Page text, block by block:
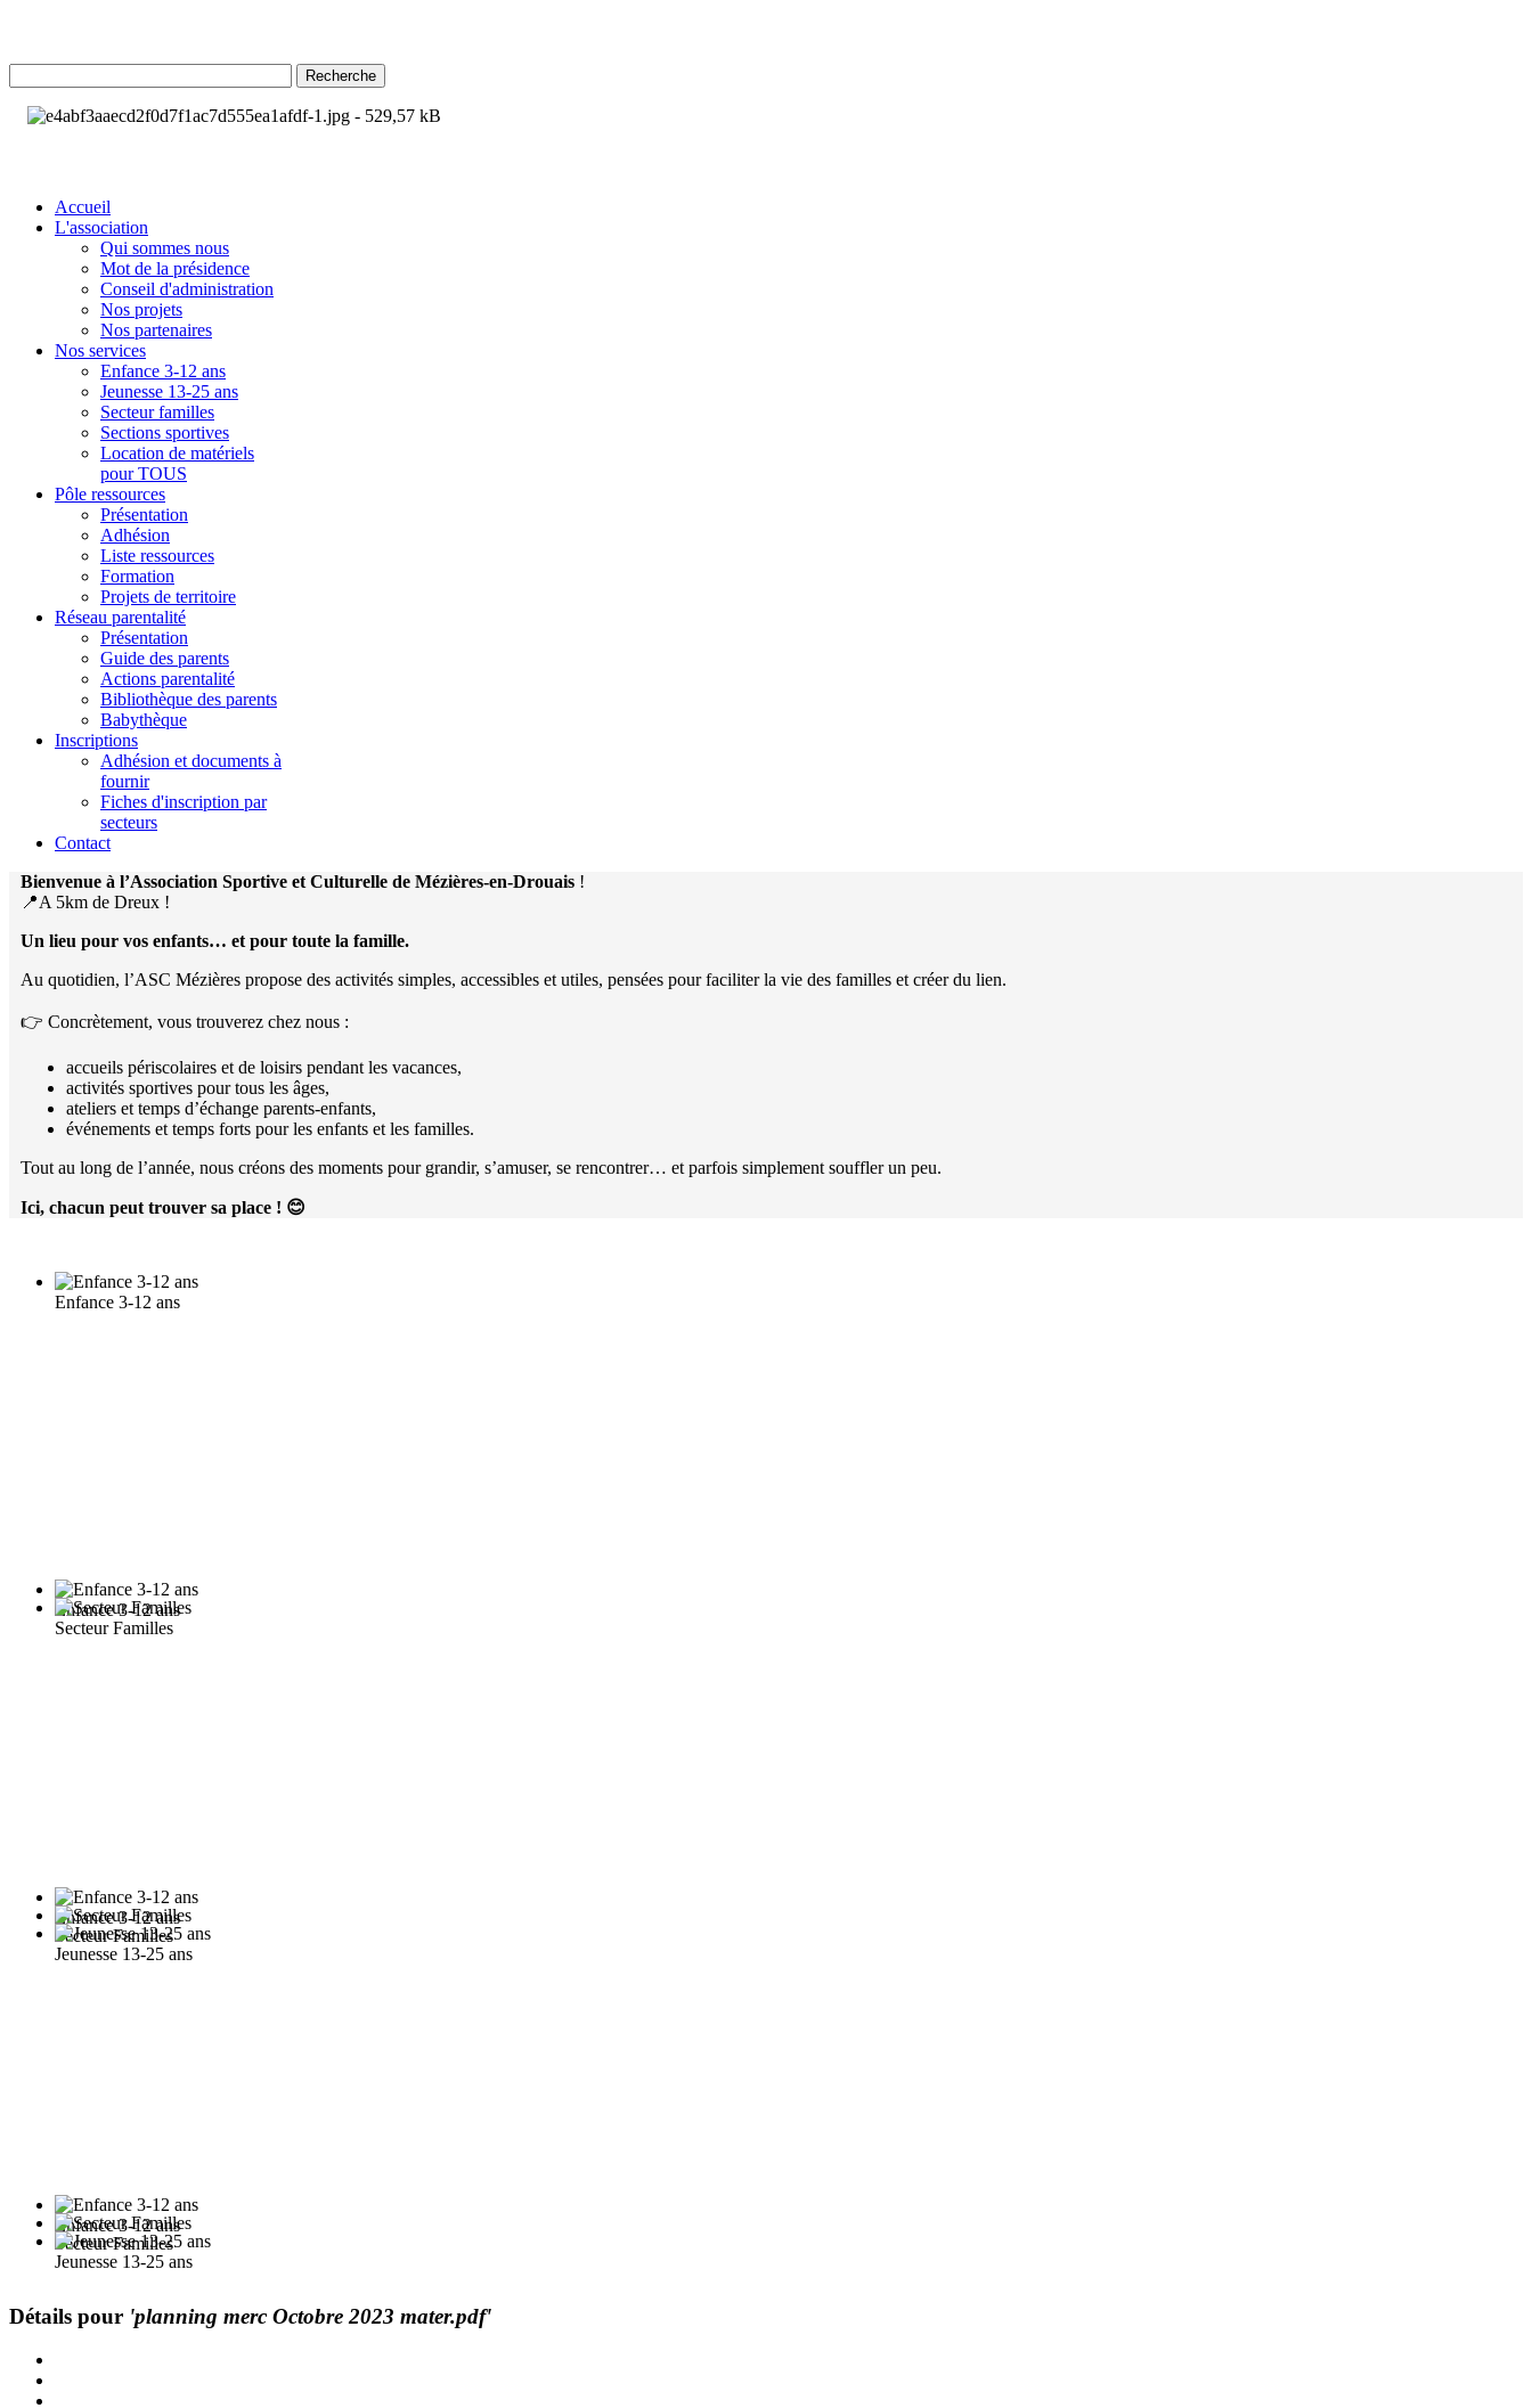
Recherche
Accueil
L'association
Qui sommes nous
Mot de la présidence
Conseil d'administration
Nos projets
Nos partenaires
Nos services
Enfance 3-12 ans
Jeunesse 13-25 ans
Secteur familles
Sections sportives
Location de matériels
pour TOUS
Pôle ressources
Présentation
Adhésion
Liste ressources
Formation
Projets de territoire
Réseau parentalité
Présentation
Guide des parents
Actions parentalité
Bibliothèque des parents
Babythèque
Inscriptions
Adhésion et documents à
fournir
Fiches d'inscription par
secteurs
Contact
Bienvenue à l’Association Sportive et Culturelle de Mézières-en-Drouais !
📍A 5km de Dreux !
Un lieu pour vos enfants… et pour toute la famille.
Au quotidien, l’ASC Mézières propose des activités simples, accessibles et utiles, pensées pour faciliter la vie des familles et créer du lien.
👉 Concrètement, vous trouverez chez nous :
accueils périscolaires et de loisirs pendant les vacances,
activités sportives pour tous les âges,
ateliers et temps d’échange parents-enfants,
événements et temps forts pour les enfants et les familles.
Tout au long de l’année, nous créons des moments pour grandir, s’amuser, se rencontrer… et parfois simplement souffler un peu.
Ici, chacun peut trouver sa place ! 😊
Enfance 3-12 ans
Enfance 3-12 ans
Enfance 3-12 ans
Enfance 3-12 ans
Secteur Familles
Secteur Familles
Secteur Familles
Jeunesse 13-25 ans
Jeunesse 13-25 ans
Détails pour 'planning merc Octobre 2023 mater.pdf'